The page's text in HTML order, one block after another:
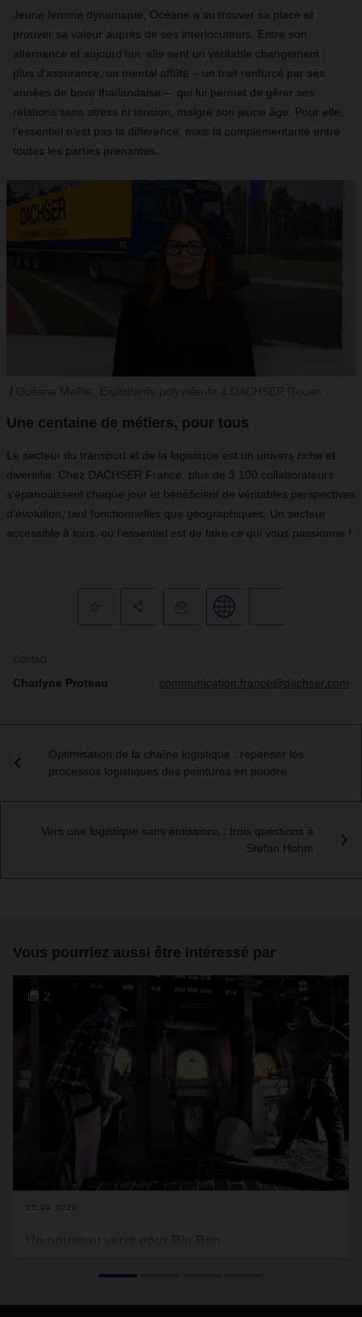
Jeune femme dynamique, Océane a su trouver sa place et
prouver sa valeur auprès de ses interlocuteurs. Entre son
alternance et aujourd’hui, elle sent un véritable changement :
plus d’assurance, un mental affûté – un trait renforcé par ses
années de boxe thaïlandaise – qui lui permet de gérer ses
relations sans stress ni tension, malgré son jeune âge. Pour elle,
l’essentiel n’est pas la différence, mais la complémentarité entre
toutes les parties prenantes.
Une centaine de métiers, pour tous
Le secteur du transport et de la logistique est un univers riche et
diversifié. Chez DACHSER France, plus de 3 100 collaborateurs
s’épanouissent chaque jour et bénéficient de véritables perspectives
d’évolution, tant fonctionnelles que géographiques. Un secteur
accessible à tous, où l’essentiel est de faire ce qui vous passionne !
Contact
Charlyne Proteau communication.france@dachser.com
Optimisation de la chaîne logistique : repenser les
processus logistiques des peintures en poudre
Vers une logistique sans émissions : trois questions à
Stefan Hohm
Vous pourriez aussi être intéressé par
2
15.04.2020